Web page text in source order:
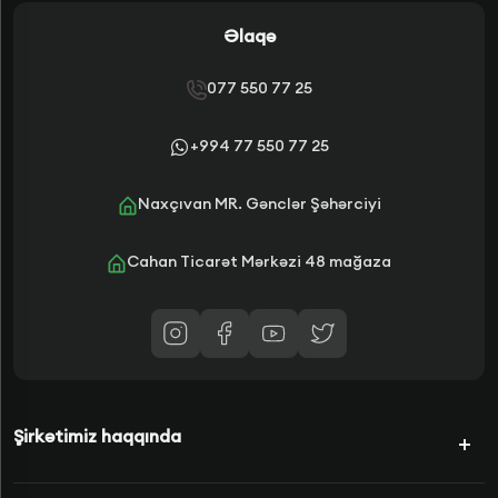
Şirkətimiz haqqında
Əlaqə
077 550 77 25
+994 77 550 77 25
Naxçıvan MR. Gənclər Şəhərciyi
Cahan Ticarət Mərkəzi 48 mağaza